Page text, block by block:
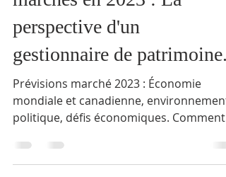
À quoi s'attendre des
marchés en 2023 : La
perspective d'un
gestionnaire de patrimoine.
mondiale et canadienne, environnement
politique, défis économiques. Comment